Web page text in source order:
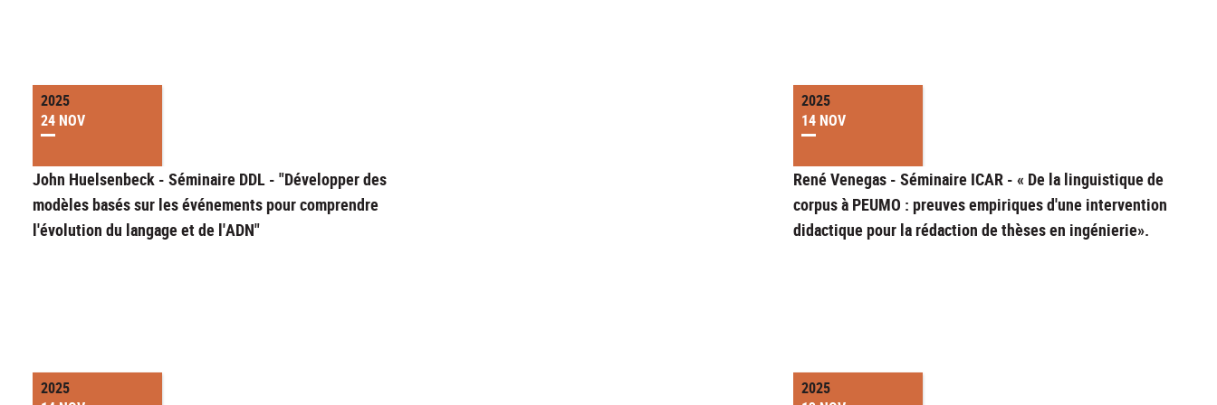
2025
24 NOV
John Huelsenbeck - Séminaire DDL - "Développer des
modèles basés sur les événements pour comprendre
l'évolution du langage et de l'ADN"
2025
14 NOV
René Venegas - Séminaire ICAR - « De la linguistique de
corpus à PEUMO : preuves empiriques d'une intervention
didactique pour la rédaction de thèses en ingénierie».
2025
2025